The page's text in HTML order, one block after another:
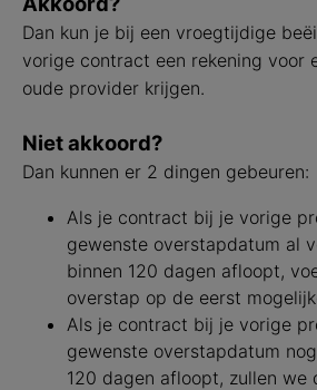
Dan kun je bij een vroegtijdige
vorige contract een rekening voor
oude provider krijgen.
Niet akkoord?
Dan kunnen er 2 dingen gebeuren:
Als je contract bij je vorige
gewenste overstapdatum al
binnen 120 dagen afloopt,
overstap op de eerst
Als je contract bij je vorige
gewenste overstapdatum
120 dagen afloopt, zullen we